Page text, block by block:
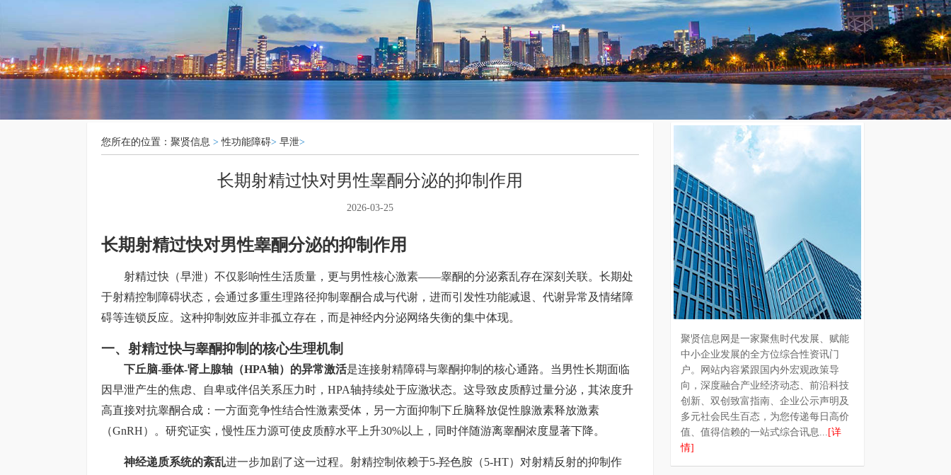
您所在的位置： 聚贤信息 >性功能障碍> 早泄>
长期射精过快对男性睾酮分泌的抑制作用
2026-03-25
长期射精过快对男性睾酮分泌的抑制作用
射精过快（早泄）不仅影响性生活质量，更与男性核心激素——睾酮的分泌紊乱存在深刻关联。长期处
于射精控制障碍状态，会通过多重生理路径抑制睾酮合成与代谢，进而引发性功能减退、代谢异常及情绪障
碍等连锁反应。这种抑制效应并非孤立存在，而是神经内分泌网络失衡的集中体现。
一、射精过快与睾酮抑制的核心生理机制
下丘脑-垂体-肾上腺轴（HPA轴）的异常激活是连接射精障碍与睾酮抑制的核心通路。当男性长期面临
因早泄产生的焦虑、自卑或伴侣关系压力时，HPA轴持续处于应激状态。这导致皮质醇过量分泌，其浓度升
高直接对抗睾酮合成：一方面竞争性结合性激素受体，另一方面抑制下丘脑释放促性腺激素释放激素
（GnRH）。研究证实，慢性压力源可使皮质醇水平上升30%以上，同时伴随游离睾酮浓度显著下降。
神经递质系统的紊乱进一步加剧了这一过程。射精控制依赖于5-羟色胺（5-HT）对射精反射的抑制作
聚贤信息网是一家聚焦时代发展、赋能
中小企业发展的全方位综合性资讯门
户。网站内容紧跟国内外宏观政策导
向，深度融合产业经济动态、前沿科技
创新、双创致富指南、企业公示声明及
多元社会民生百态，为您传递每日高价
值、值得信赖的一站式综合讯息... [详
情]